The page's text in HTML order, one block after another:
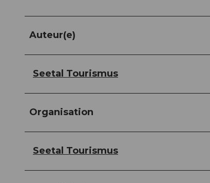
Auteur(e)
Seetal Tourismus
Organisation
Seetal Tourismus